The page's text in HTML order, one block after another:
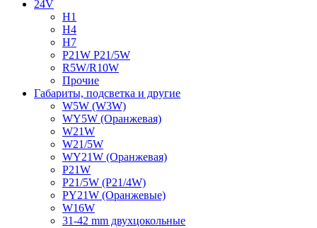
24V
H1
H4
H7
P21W P21/5W
R5W/R10W
Прочие
Габариты, подсветка и другие
W5W (W3W)
WY5W (Оранжевая)
W21W
W21/5W
WY21W (Оранжевая)
P21W
P21/5W (P21/4W)
PY21W (Оранжевые)
W16W
31-42 mm двухцокольные